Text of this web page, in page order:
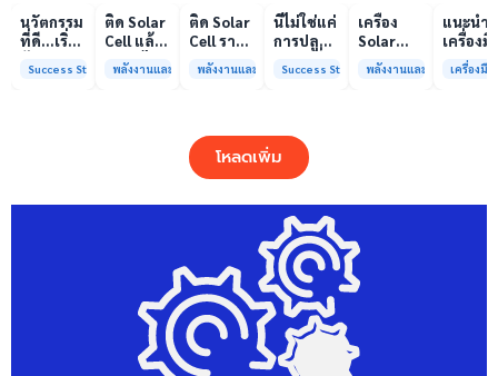
นวัตกรรม
ที่ดี…เริ่ม
ความร่วม
Success Story
ติด Solar
Cell แล้ว
ลดค่าไฟ
ได้จริง
พลังงานและสิ่งแวดล้อม
ติด Solar
Cell ราคา
แพง แต่
ค่าไฟ
พลังงานและสิ่งแวดล้อม
เล่นวิดีโอ
นี่ไม่ใช่แค่
การปลูก
คือการ
ให้ป่า
ต้นน้ำและ
ชุมชน
Success Story
เครื่อง
Solar
Simulator
มาตรฐาน
บริการ
พลังงานและสิ่งแวดล้อม
เล่
แนะนำ
เครื่องมื
วิเคราะ
ทดสอบ
และสิ่ง
เครื่องมื
โหลดเพิ่ม